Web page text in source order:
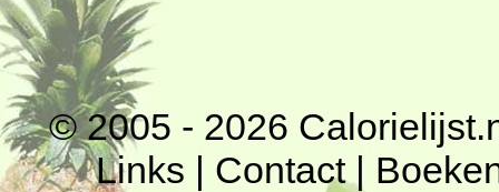
© 2005 - 2026
Links | Contact|